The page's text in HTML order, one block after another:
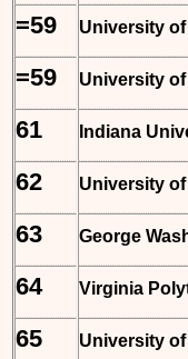
=59 University
=59 University
61 Indiana
62 University
63 George
64 Virginia
65 University